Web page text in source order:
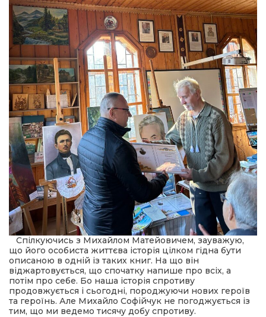
Спілкуючись з Михайлом Матейовичем, зауважую,
що його особиста життєва історія цілком гідна бути
описаною в одній із таких книг. На що він
віджартовується, що спочатку напише про всіх, а
потім про себе. Бо наша історія спротиву
продовжується і сьогодні, породжуючи нових героїв
та героїнь. Але Михайло Софійчук не погоджується із
тим, що ми ведемо тисячу добу спротиву.